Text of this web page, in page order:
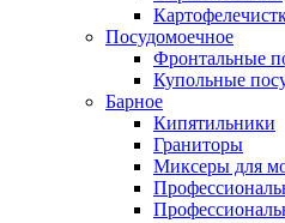
Посудомоечное
Фронтальные
Купольные
Барное
Кипятильники
Граниторы
Миксеры для